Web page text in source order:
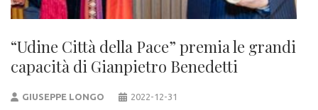
“Udine Città della Pace” premia le grandi
capacità di Gianpietro Benedetti
GIUSEPPE LONGO 2022-12-31